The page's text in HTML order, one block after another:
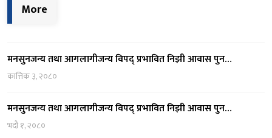
More
मनसुनजन्य तथा आगलागीजन्य विपद् प्रभावित निझी आवास पुन…
कात्तिक ३, २०८०
मनसुनजन्य तथा आगलागीजन्य विपद् प्रभावित निझी आवास पुन…
भदौ १, २०८०